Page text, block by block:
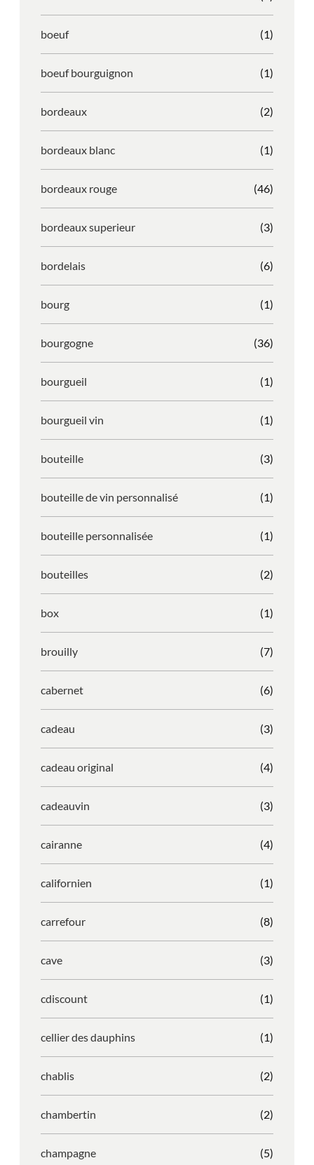
boeuf (1)
boeuf bourguignon (1)
bordeaux (2)
bordeaux blanc (1)
bordeaux rouge (46)
bordeaux superieur (3)
bordelais (6)
bourg (1)
bourgogne (36)
bourgueil (1)
bourgueil vin (1)
bouteille (3)
bouteille de vin personnalisé (1)
bouteille personnalisée (1)
bouteilles (2)
box (1)
brouilly (7)
cabernet (6)
cadeau (3)
cadeau original (4)
cadeauvin (3)
cairanne (4)
californien (1)
carrefour (8)
cave (3)
cdiscount (1)
cellier des dauphins (1)
chablis (2)
chambertin (2)
champagne (5)